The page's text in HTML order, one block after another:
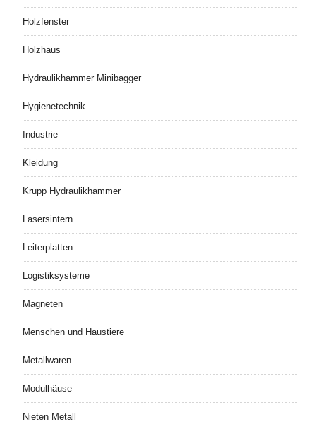
Holzfenster
Holzhaus
Hydraulikhammer Minibagger
Hygienetechnik
Industrie
Kleidung
Krupp Hydraulikhammer
Lasersintern
Leiterplatten
Logistiksysteme
Magneten
Menschen und Haustiere
Metallwaren
Modulhäuse
Nieten Metall